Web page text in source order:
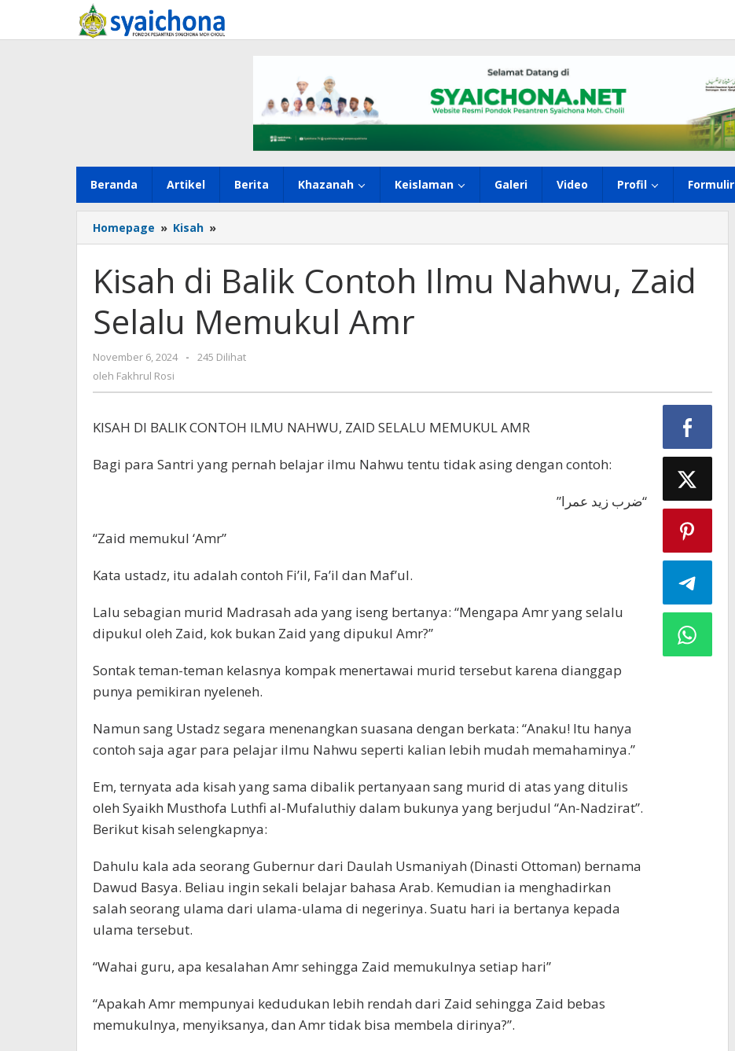
konten
Beranda Artikel Berita Khazanah Keislaman Galeri Video Profil Formulir
Homepage » Kisah »
di
Contoh
Ilmu
Nahwu,
Zaid
Memukul
Kisah di Balik Contoh Ilmu Nahwu, Zaid
Selalu Memukul Amr
November 6, 2024
oleh
-
245 Dilihat
oleh Fakhrul Rosi
KISAH DI BALIK CONTOH ILMU NAHWU, ZAID SELALU MEMUKUL AMR
Bagi para Santri yang pernah belajar ilmu Nahwu tentu tidak asing dengan contoh:
”ضرب زيد عمرا“
“Zaid memukul ‘Amr”
Kata ustadz, itu adalah contoh Fi’il, Fa’il dan Maf’ul.
Lalu sebagian murid Madrasah ada yang iseng bertanya: “Mengapa Amr yang selalu
dipukul oleh Zaid, kok bukan Zaid yang dipukul Amr?”
Sontak teman-teman kelasnya kompak menertawai murid tersebut karena dianggap
punya pemikiran nyeleneh.
Namun sang Ustadz segara menenangkan suasana dengan berkata: “Anaku! Itu hanya
contoh saja agar para pelajar ilmu Nahwu seperti kalian lebih mudah memahaminya.”
Em, ternyata ada kisah yang sama dibalik pertanyaan sang murid di atas yang ditulis
oleh Syaikh Musthofa Luthfi al-Mufaluthiy dalam bukunya yang berjudul “An-Nadzirat”.
Berikut kisah selengkapnya:
Dahulu kala ada seorang Gubernur dari Daulah Usmaniyah (Dinasti Ottoman) bernama
Dawud Basya. Beliau ingin sekali belajar bahasa Arab. Kemudian ia menghadirkan
salah seorang ulama dari ulama-ulama di negerinya. Suatu hari ia bertanya kepada
ulama tersebut.
“Wahai guru, apa kesalahan Amr sehingga Zaid memukulnya setiap hari”
“Apakah Amr mempunyai kedudukan lebih rendah dari Zaid sehingga Zaid bebas
memukulnya, menyiksanya, dan Amr tidak bisa membela dirinya?”.